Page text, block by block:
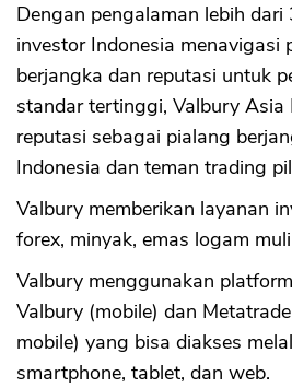
Dengan pengalaman lebih
investor Indonesia menavigasi
berjangka dan reputasi untuk
standar tertinggi, Valbury Asia
reputasi sebagai pialang
Indonesia dan teman trading
Valbury memberikan layanan
forex, minyak, emas logam
Valbury menggunakan
Valbury (mobile) dan
mobile) yang bisa diakses
smartphone, tablet, dan web.